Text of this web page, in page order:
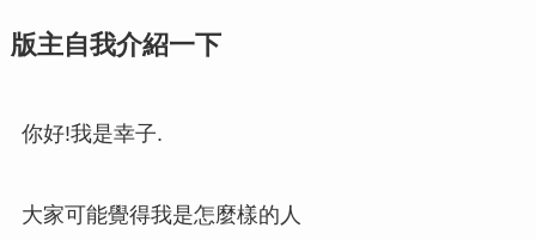
版主自我介紹一下
你好!我是幸子.
大家可能覺得我是怎麼樣的人